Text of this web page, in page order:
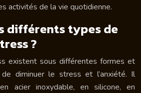
activités de la vie quotidienne.
différents types de
?
existent sous différentes formes et
diminuer le stress et l’anxiété. Il
acier inoxydable, en silicone, en